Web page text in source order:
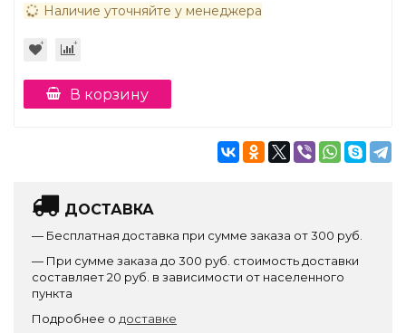
Наличие уточняйте у менеджера
В корзину
ДОСТАВКА
— Бесплатная доставка при сумме заказа от 300 руб.
— При сумме заказа до 300 руб. стоимость доставки
составляет 20 руб. в зависимости от населенного
пункта
Подробнее о доставке